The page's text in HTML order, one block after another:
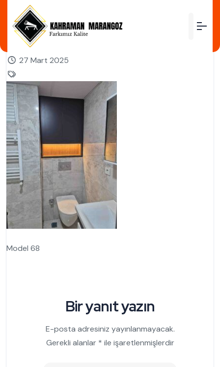
by
27 Mart 2025
Model 68
Bir yanıt yazın
E-posta adresiniz yayınlanmayacak.
Gerekli alanlar * ile işaretlenmişlerdir